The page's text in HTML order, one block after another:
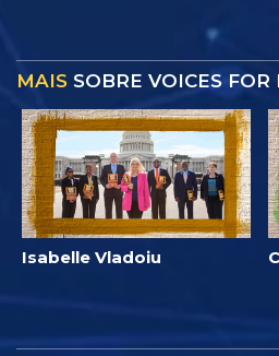
MAIS SOBRE VOICES
Isabelle Vladoiu